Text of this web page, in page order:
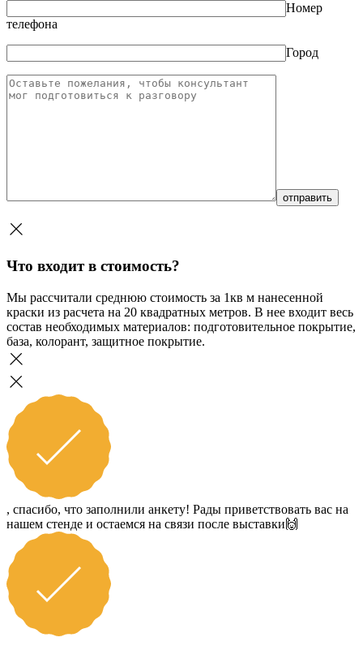
Номер
телефона
Город
Что входит в стоимость?
Мы рассчитали среднюю стоимость за 1кв м нанесенной
краски из расчета на 20 квадратных метров. В нее входит весь
состав необходимых материалов: подготовительное покрытие,
база, колорант, защитное покрытие.
, спасибо, что заполнили анкету! Рады приветствовать вас на
нашем стенде и остаемся на связи после выставки🙌